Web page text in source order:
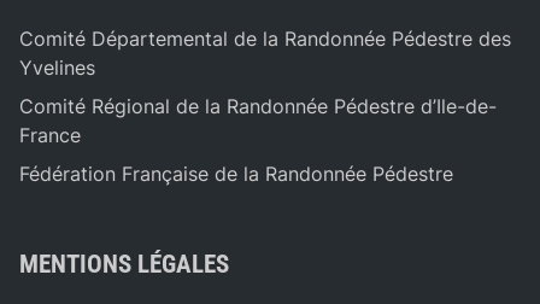
Comité Départemental de la Randonnée Pédestre des
Yvelines
Comité Régional de la Randonnée Pédestre d’Ile-de-
France
Fédération Française de la Randonnée Pédestre
MENTIONS LÉGALES